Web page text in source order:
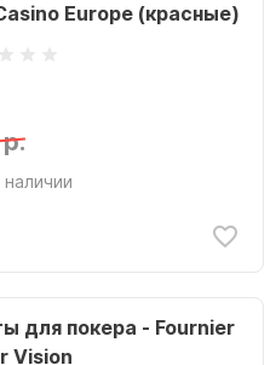
Europe (красные)
для покера - Fournier
Vision